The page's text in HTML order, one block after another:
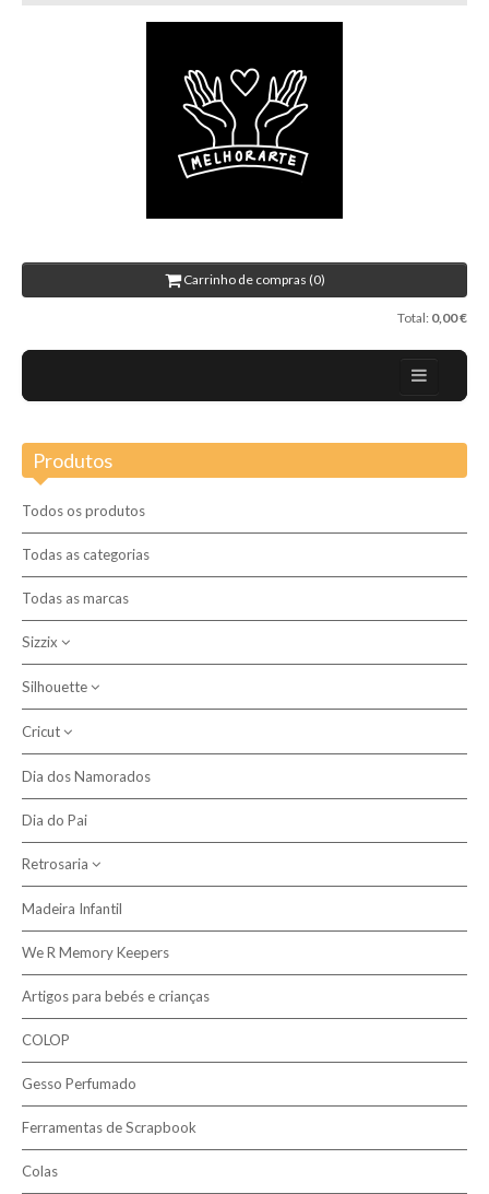
Carrinho de compras (0)
Total: 0,00 €
Sobre nós
Promoções
Novidades
Contactos
Pesquisar
Produtos
Todos os produtos
Todas as categorias
Todas as marcas
Sizzix
Máquinas de Corte
Cortantes Bigz
Ferramentas e Acessórios Sizzix
Cortantes
Silhouette
Plotters de Corte
Acessórios
Cricut
Vinil Iron On
Dia dos Namorados
Dia do Pai
Retrosaria
Tecido Plastificado
Acessórios, Ferramentas e Complementos de Costura
Tecidos 100% Algodão
Tecidos
Madeira Infantil
We R Memory Keepers
Artigos para bebés e crianças
COLOP
Gesso Perfumado
Ferramentas de Scrapbook
Colas